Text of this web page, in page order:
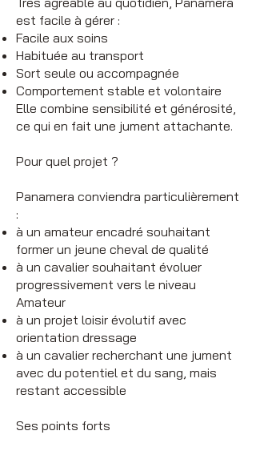
est facile à gérer :
Facile aux soins
Habituée au transport
Sort seule ou accompagnée
Comportement stable et volontaire
Elle combine sensibilité et générosité,
ce qui en fait une jument attachante.
Pour quel projet ?
Panamera conviendra particulièrement
:
à un amateur encadré souhaitant
former un jeune cheval de qualité
à un cavalier souhaitant évoluer
progressivement vers le niveau
Amateur
à un projet loisir évolutif avec
orientation dressage
à un cavalier recherchant une jument
avec du potentiel et du sang, mais
restant accessible
Ses points forts